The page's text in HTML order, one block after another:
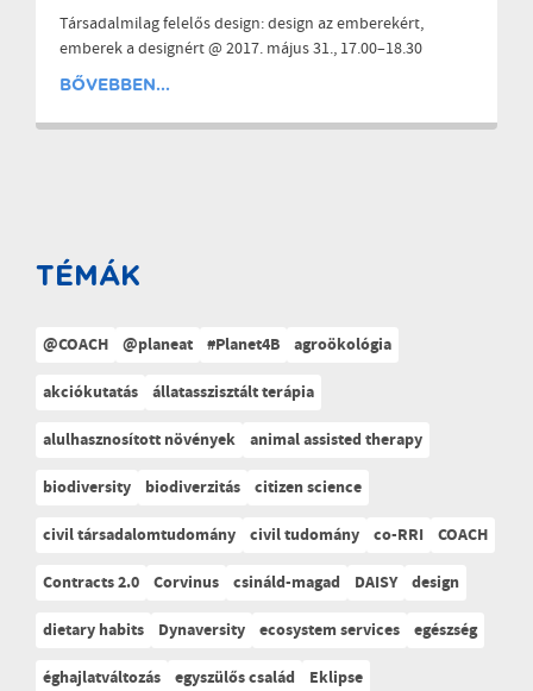
TÉMÁK
@COACH @planeat #Planet4B agroökológia
akciókutatás állatasszisztált terápia
alulhasznosított növények animal assisted therapy
biodiversity
biodiverzitás citizen science
civil társadalomtudomány civil tudomány co-RRI COACH
Contracts 2.0 Corvinus csináld-magad DAISY design
dietary habits
Dynaversity ecosystem services egészség
éghajlatváltozás egyszülős család
Eklipse
Társadalmilag felelős design: design az emberekért,
emberek a designért @ 2017. május 31., 17.00–18.30
BŐVEBBEN...